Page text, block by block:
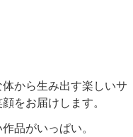
から生み出す楽しいサ
をお届けします。
品がいっぱい。